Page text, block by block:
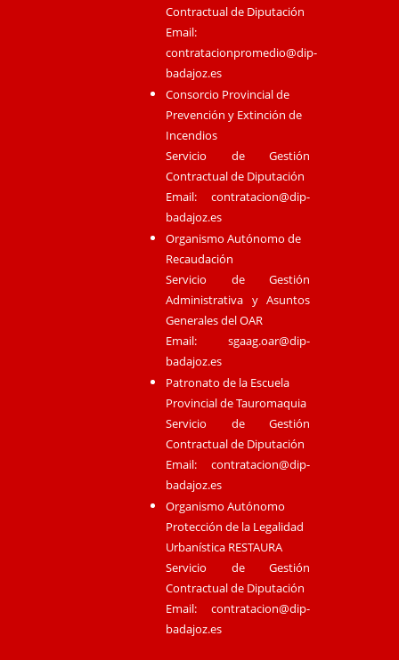
Contractual de Diputación
Email:
contratacionpromedio@dip-
badajoz.es
Consorcio Provincial de
Prevención y Extinción de
Incendios
Servicio de Gestión
Contractual de Diputación
Email:contratacion@dip-
badajoz.es
Organismo Autónomo de
Recaudación
Servicio de Gestión
Administrativa y Asuntos
Generales del OAR
Email:sgaag.oar@dip-
badajoz.es
Patronato de la Escuela
Provincial de Tauromaquia
Servicio de Gestión
Contractual de Diputación
Email:contratacion@dip-
badajoz.es
Organismo Autónomo
Protección de la Legalidad
Urbanística RESTAURA
Servicio de Gestión
Contractual de Diputación
Email:contratacion@dip-
badajoz.es